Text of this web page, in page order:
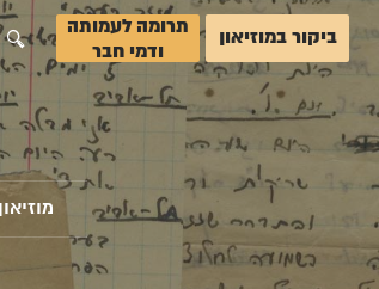
ביקור במוזיאון
תרומה לעמותה
ודמי חבר